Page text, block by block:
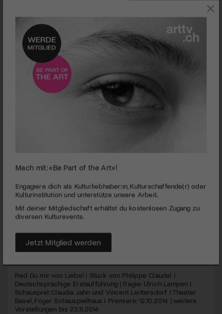
seconds
minutes,
seconds
Theater Basel I Red Du mir von Liebe!
PUBLIZIERT AM 12. OKTOBER 2014
Nichts ist mehr heilig bei dieser Tour de Force, die ein ganzes
Eheleben in der Luft zerreisst. Seine Unterwürfigkeit
gegenüber dem Chef, ihr angebliches Flirten mit dem Kollegen
MEHR
Red Du mir von Liebe! I Stück von Philippe Claudel I
Deutschsprachige Erstaufführung | Regie: Ulrich Lampen I
Schauspiel: Claudia Jahn und Vincent Leittersdorf I Theater
Basel, Foyer Schauspielhaus I Premiere: 12.10.2014 | weitere
Vorstellungen bis 23.11.2014
Mach mit: «Be Part of the Art»!
Engagiere dich als Kulturliebhaber:in, Kulturschaffende(r) oder
Kulturinstitution und unterstütze unsere Arbeit.
Mit deiner Mitgliedschaft erhältst du kostenlosen Zugang zu
diversen Kulturevents.
Jetzt Mitglied werden